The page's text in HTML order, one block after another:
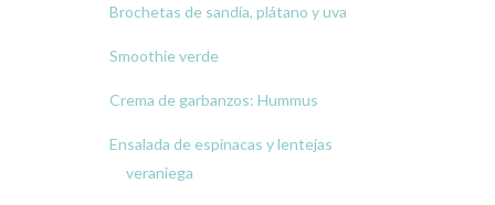
Brochetas de sandía, plátano y uva
Smoothie verde
Crema de garbanzos: Hummus
Ensalada de espinacas y lentejas
veraniega